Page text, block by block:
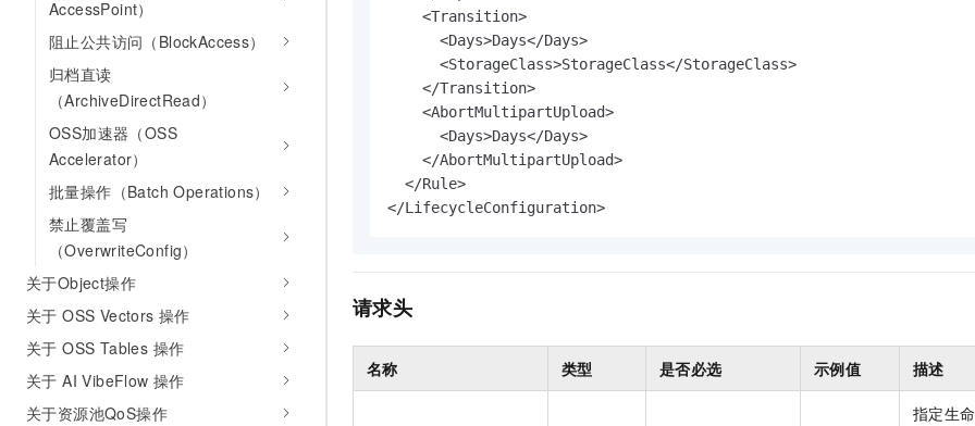
AccessPoint）
阻止公共访问（BlockAccess）
归档直读
（ArchiveDirectRead）
OSS加速器（OSS
Accelerator）
批量操作（Batch Operations）
禁止覆盖写
（OverwriteConfig）
关于Object操作
关于 OSS Vectors 操作
关于 OSS Tables 操作
关于 AI VibeFlow 操作
关于资源池QoS操作
    <Transition>
      <Days>Days</Days>
      <StorageClass>StorageClass</StorageClass>
    </Transition>
    <AbortMultipartUpload>
      <Days>Days</Days>
    </AbortMultipartUpload>
  </Rule>
</LifecycleConfiguration>
请求头
名称 类型 是否必选 示例值 描述
指定生